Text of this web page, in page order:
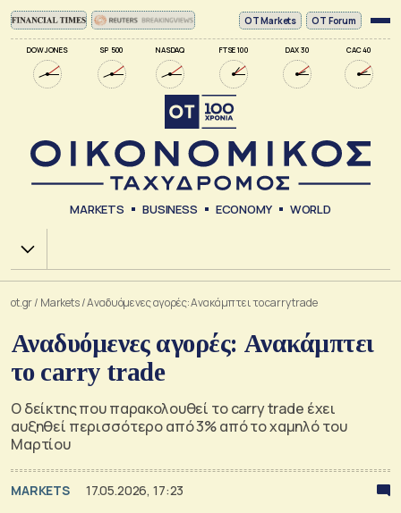
DOW JONES SP 500 NASDAQ FTSE 100 DAX 30 CAC 40
ΟΤ Markets OT Forum
MARKETS BUSINESS ECONOMY WORLD
Χ.Α.
ot.gr/ Markets/Αναδυόμενες αγορές: Ανακάμπτει το carry trade
Αναδυόμενες αγορές: Ανακάμπτει
το carry trade
Ο δείκτης που παρακολουθεί το carry trade έχει
αυξηθεί περισσότερο από 3% από το χαμηλό του
Μαρτίου
MARKETS 17.05.2026, 17:23